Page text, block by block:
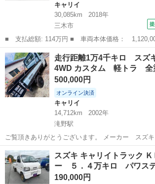
キャリイ
30,085km
2018年
三木市
■ 支払総額: 114万円 ■ 車両本体価格： 1,120,000 円 ■ メーカー
名： スズキ ■ 車種名： キャリイトラック
垂直ゲートリフター パワーゲート軽トラック Ｍ
ーダー Ｅ...
兵庫 三木市 キャリイ
走行距離1万4千キロ ス
4WD カスタム 軽トラ 全
500,000円
オンライン決済
キャリイ
14,712km
2002年
滝野駅
ご覧頂きありがとうございます。 メーカー スズキ 車種 キャリー
年式 平成14年 型式 LE-DA63T 走行距離
4WD MTミッション パワス
兵庫 加東市 滝野駅 キャリイ
スズキ キャリイトラック
ー ５．４万キロ パワス
190,000円